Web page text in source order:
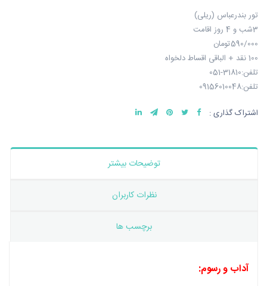
تور بندرعباس (ریلی)
3شب و 4 روز اقامت
590/000تومان
100 نقد + الباقی اقساط دلخواه
تلفن:31810-051
تلفن:09156010048
اشتراک گذاری :
توضیحات بیشتر
نظرات کاربران
برچسب ها
آداب و رسوم: